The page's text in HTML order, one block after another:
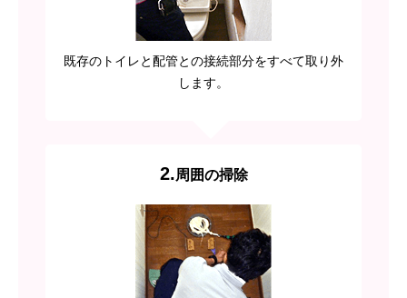
既存のトイレと配管との接続部分をすべて取り外
します。
2.周囲の掃除